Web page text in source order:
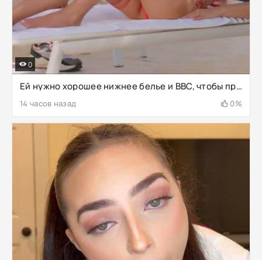
Ей нужно хорошее нижнее белье и BBC, чтобы преодолеть взаимную измену
14 часов назад 0%
0